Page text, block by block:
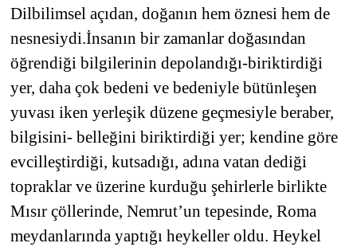
Dilbilimsel açıdan, doğanın hem öznesi hem de
nesnesiydi.İnsanın bir zamanlar doğasından
öğrendiği bilgilerinin depolandığı-biriktirdiği
yer, daha çok bedeni ve bedeniyle bütünleşen
yuvası iken yerleşik düzene geçmesiyle beraber,
bilgisini- belleğini biriktirdiği yer; kendine göre
evcilleştirdiği, kutsadığı, adına vatan dediği
topraklar ve üzerine kurduğu şehirlerle birlikte
Mısır çöllerinde, Nemrut’un tepesinde, Roma
meydanlarında yaptığı heykeller oldu. Heykel